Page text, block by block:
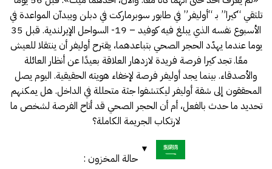
تلتقي “كيرا” بـ “أوليفر” في طابور سوبرماركت في دبلن ويبدآن المواعدة في
الأسبوع نفسه الذي يبلغ فيه كوفيد – 19- السواحل الإيرلندية. قبل 35
يوما عندما يهدّد الحجر الصحي بتباعدهما، يقترح أوليفر أن ينتقلا للعيش
معًا. تجد كيرا فرصة فريدة لازدهار العلاقة بعيدًا عن أنظار العائلة
والأصدقاء. بينما يجد أوليفر فرصة لإخفاء هويته الحقيقية. اليوم يصل
المحققون إلى شقة أوليفر ليكتشفوا جثة متحللة في الداخل. هل يمكنهم
تحديد ما حدث بالفعل، أم أن الحجر الصحي قد أتاح الفرصة لشخص ما
لارتكاب الجريمة الكاملة؟
حالة المخزون :